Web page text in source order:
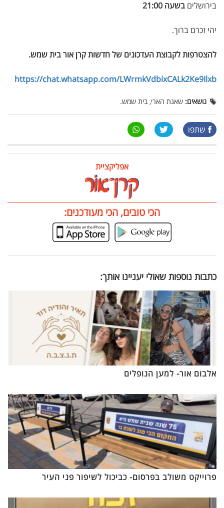
בירושלים בשעה 21:00
יהי זכרם ברוך.
להצטרפות לקבוצת העדכונים של חדשות קרן אור בית שמש.
https://chat.whatsapp.com/LWrmkVdbixCALk2Ke9Ilxb
נושאים: שאגת הארי, בית שמש.
שתפו
אפליקציית
הכי טובים, הכי מעודכנים:
כתבות נוספות שאולי יעניינו אותך:
אלבום אור- למען הנופלים
פרוייקט משולב בפרסום- כביכול לשיפור פני העיר